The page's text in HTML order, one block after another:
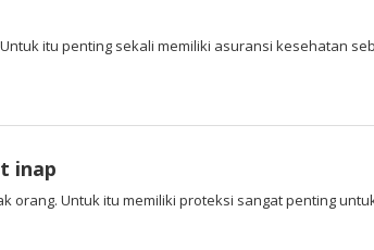
itu penting sekali memiliki asuransi kesehatan
inap
Untuk itu memiliki proteksi sangat penting